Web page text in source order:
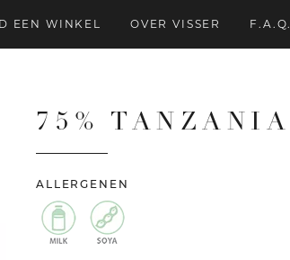
EEN WINKEL OVER VISSER F.A.Q.
75% TANZANIA
ALLERGENEN